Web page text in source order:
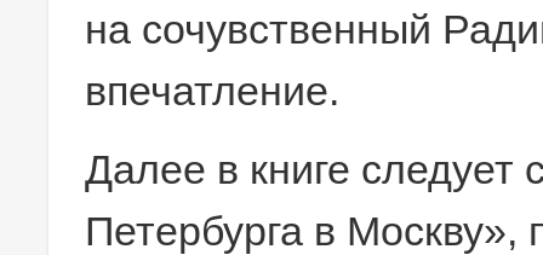
на сочувственный
впечатление.
Далее в книге следует
Петербурга в Москву»,